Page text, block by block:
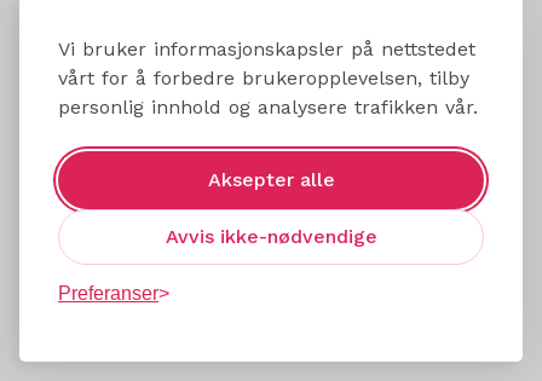
Vi bruker informasjonskapsler på nettstedet
vårt for å forbedre brukeropplevelsen, tilby
personlig innhold og analysere trafikken vår.
Aksepter alle
Avvis ikke-nødvendige
Preferanser